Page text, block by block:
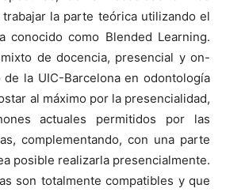
la parte teórica utilizando el
conocido como Blended Learning.
de docencia, presencial y on-
la UIC-Barcelona en odontología
al máximo por la presencialidad,
actuales permitidos por las
complementando, con una parte
posible realizarla presencialmente.
son totalmente compatibles y que